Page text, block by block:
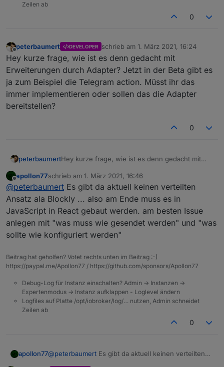
Zeilen ab
0
Offline
peterbaumert DEVELOPER schrieb am 1. März 2021, 16:24
zuletzt editiert von
Hey kurze frage, wie ist es denn gedacht mit
Erweiterungen durch Adapter? Jetzt in der Beta gibt es
ja zum Beispiel die Telegram action. Müsst ihr das
immer implementieren oder sollen das die Adapter
bereitstellen?
0
peterbaumertHey kurze frage, wie ist es denn gedacht mit
gibt es ja zum Beispiel die Telegram action.
Müsst ihr das immer implementieren oder sollen
das die Adapter bereitstellen?
Offline
apollon77schrieb am 1. März 2021, 16:46
zuletzt editiert von
@peterbaumert Es gibt da aktuell keinen verteilten
Ansatz ala Blockly ... also am Ende muss es in
JavaScript in React gebaut werden. am besten Issue
anlegen mit "was muss wie gesendet werden" und "was
sollte wie konfiguriert werden"
Beitrag hat geholfen? Votet rechts unten im Beitrag :-)
https://paypal.me/Apollon77 / https://github.com/sponsors/Apollon77
Debug-Log für Instanz einschalten? Admin -> Instanzen ->
Expertenmodus -> Instanz aufklappen - Loglevel ändern
Logfiles auf Platte /opt/iobroker/log/… nutzen, Admin schneidet
Zeilen ab
0
apollon77@peterbaumert Es gibt da aktuell keinen verteilten